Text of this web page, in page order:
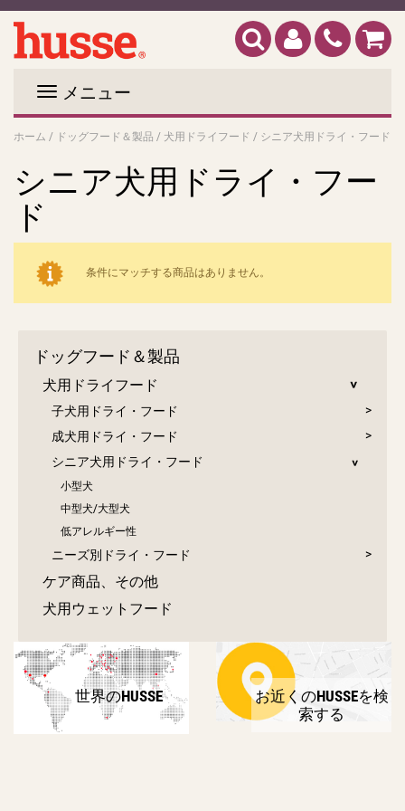
メニュー
ホーム / ドッグフード＆製品 / 犬用ドライフード / シニア犬用ドライ・フード
シニア犬用ドライ・フー
ド
条件にマッチする商品はありません。
ドッグフード＆製品
犬用ドライフード
子犬用ドライ・フード
成犬用ドライ・フード
シニア犬用ドライ・フード
小型犬
中型犬/大型犬
低アレルギー性
ニーズ別ドライ・フード
ケア商品、その他
犬用ウェットフード
世界のHUSSE
お近くのHUSSEを検
索する